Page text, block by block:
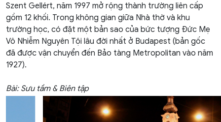
Szent Gellért, năm 1997 mở rộng thành trường liên cấp
gồm 12 khối. Trong không gian giữa Nhà thờ và khu
trường học, có đặt một bản sao của bức tượng Đức Mẹ
Vô Nhiễm Nguyên Tội lâu đời nhất ở Budapest (bản gốc
đã được vận chuyển đến Bảo tàng Metropolitan vào năm
1927).
Bài: Sưu tầm & Biên tập